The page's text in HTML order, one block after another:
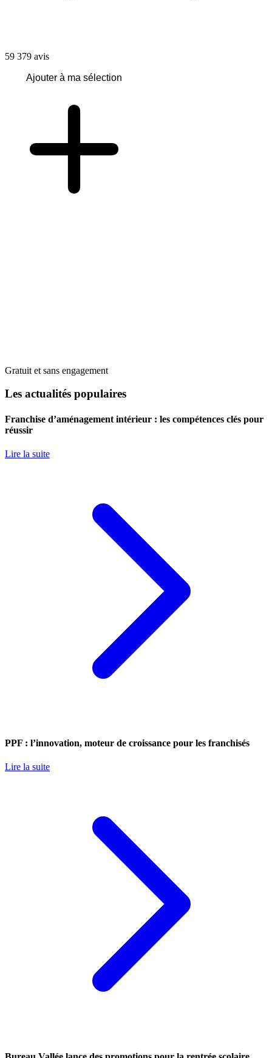
59 379 avis
Ajouter à ma sélection
Gratuit et sans engagement
Les actualités populaires
Franchise d’aménagement intérieur : les compétences clés pour
réussir
Lire la suite
PPF : l’innovation, moteur de croissance pour les franchisés
Lire la suite